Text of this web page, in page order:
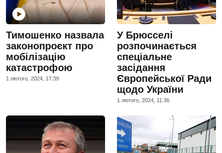
Тимошенко назвала
законопроєкт про
мобілізацію
катастрофою
1 лютого, 2024, 17:39
У Брюсселі
розпочинається
спеціальне
засідання
Європейської Ради
щодо України
1 лютого, 2024, 11:36